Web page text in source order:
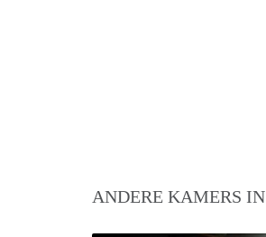
ANDERE KAMERS IN